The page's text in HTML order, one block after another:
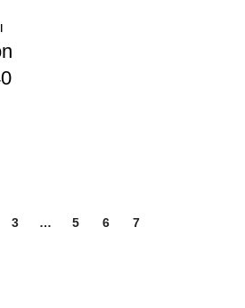
3 … 5 6 7